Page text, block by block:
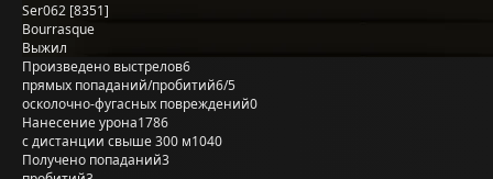
Ser062 [8351]
Bourrasque
Выжил
Произведено выстрелов6
прямых попаданий/пробитий6/5
осколочно-фугасных повреждений0
Нанесение урона1786
с дистанции свыше 300 м1040
Получено попаданий3